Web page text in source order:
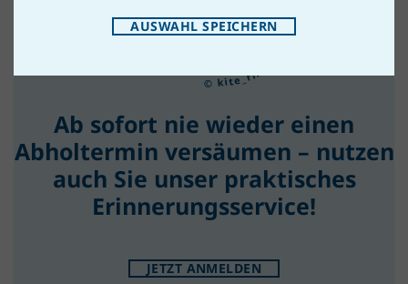
© kite_rin, Adobe Stock
Ab sofort nie wieder einen
Abholtermin versäumen – nutzen
auch Sie unser praktisches
Erinnerungs­service!
JETZT ANMELDEN
AUSWAHL SPEICHERN